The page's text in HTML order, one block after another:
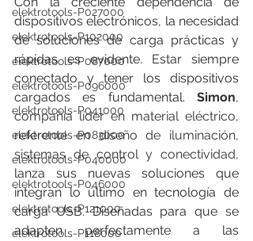
elektrotools-P027000
elektrotools-P102000
elektrotools-P087000
elektrotools-P096000
elektrotools-P041000
elektrotools-P083000
elektrotools-P040000
elektrotools-P046000
elektrotools-P121000
elektrotools-P118000
dispositivos electrónicos, la necesidad
de soluciones de carga prácticas y
rápidas es evidente. Estar siempre
conectado y tener los dispositivos
cargados es fundamental. Simon,
compañía líder en material eléctrico,
referente en diseño de iluminación,
lanza sus nuevas soluciones que
integran lo último en tecnología de
carga USB. Diseñadas para que se
adapten perfectamente a las